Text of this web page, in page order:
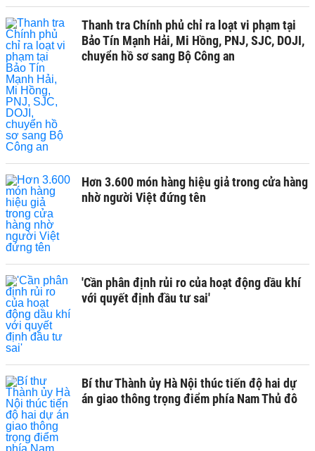
Thanh tra Chính phủ chỉ ra loạt vi phạm tại
Bảo Tín Mạnh Hải, Mi Hồng, PNJ, SJC, DOJI,
chuyển hồ sơ sang Bộ Công an
Hơn 3.600 món hàng hiệu giả trong cửa hàng
nhờ người Việt đứng tên
'Cần phân định rủi ro của hoạt động dầu khí
với quyết định đầu tư sai'
Bí thư Thành ủy Hà Nội thúc tiến độ hai dự
án giao thông trọng điểm phía Nam Thủ đô